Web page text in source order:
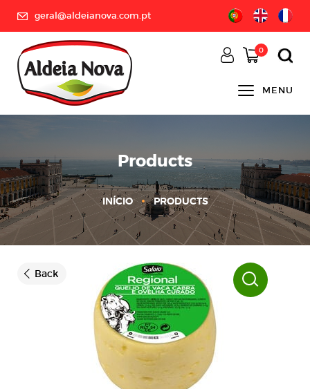
geral@aldeianova.com.pt
MENU
0
Products
INÍCIO PRODUCTS
Back